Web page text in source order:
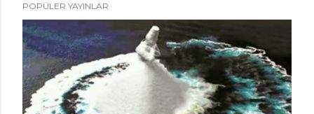
POPÜLER YAYINLAR